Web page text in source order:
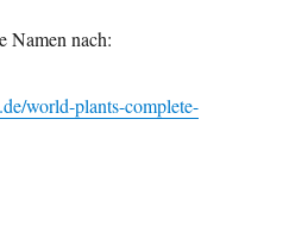
Namen nach:
world-plants-complete-